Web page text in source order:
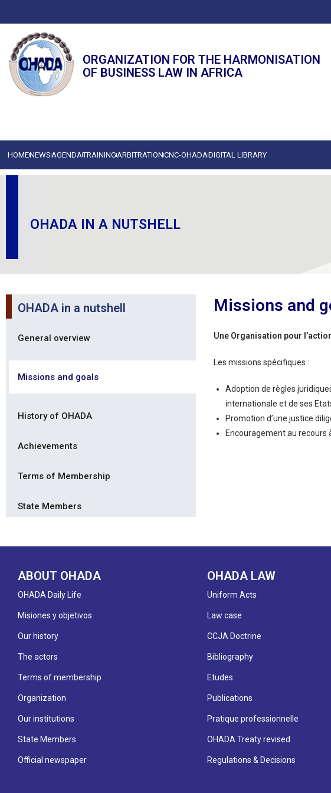
ORGANIZATION FOR THE HARMONISATION
OF BUSINESS LAW IN AFRICA
HOMENEWSAGENDATRAININGARBITRATIONCNC-OHADADIGITAL LIBRARY
OHADA IN A NUTSHELL
OHADA in a nutshell
General overview
Missions and goals
History of OHADA
Achievements
Terms of Membership
State Members
Missions and
Une Organisation pour
Les missions spécifiques :
Adoption de règles
internationale et de ses
Promotion d’une justice
Encouragement au
ABOUT OHADA
OHADA Daily Life
Misiones y objetivos
Our history
The actors
Terms of membership
Organization
Our institutions
State Members
Official newspaper
OHADA LAW
Uniform Acts
Law case
CCJA Doctrine
Bibliography
Etudes
Publications
Pratique professionnelle
OHADA Treaty revised
Regulations & Decisions